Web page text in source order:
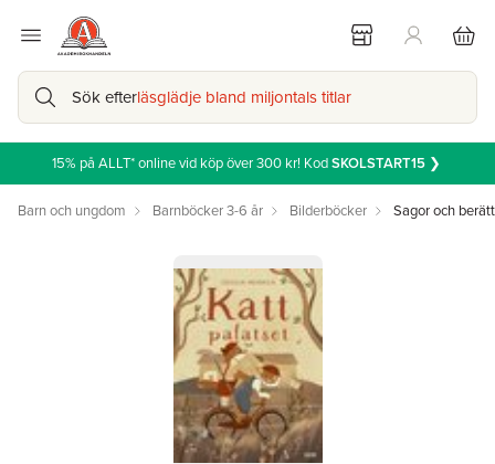
Sök efterläsglädje bland miljontals titlar
15% på ALLT* online vid köp över 300 kr! KodSKOLSTART15❯
Barn och ungdom Barnböcker 3-6 år Bilderböcker Sagor och